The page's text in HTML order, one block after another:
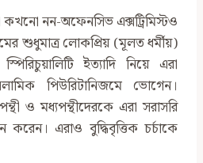
কখনো নন-অফেনসিভ এক্সট্রিমিস্টও
শুধুমাত্র লোকপ্রিয় (মূলত ধর্মীয়)
ইত্যাদি নিয়ে এরা
পিউরিটানিজমে ভোগেন।
ও মধ্যপন্থীদেরকে এরা সরাসরি
এরাও বুদ্ধিবৃত্তিক চর্চাকে